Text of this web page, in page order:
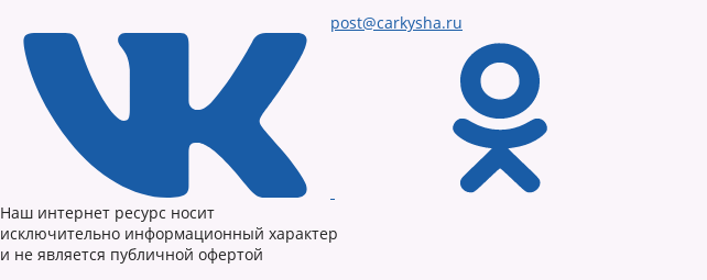
post@carkysha.ru
Наш интернет ресурс носит
исключительно информационный характер
и не является публичной офертой